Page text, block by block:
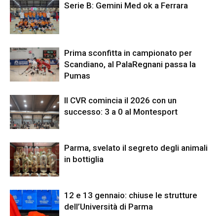
Serie B: Gemini Med ok a Ferrara
Prima sconfitta in campionato per
Scandiano, al PalaRegnani passa la
Pumas
Il CVR comincia il 2026 con un
successo: 3 a 0 al Montesport
Parma, svelato il segreto degli animali
in bottiglia
12 e 13 gennaio: chiuse le strutture
dell’Università di Parma